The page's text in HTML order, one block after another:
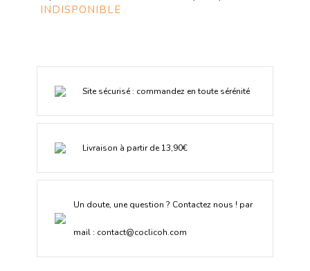
INDISPONIBLE
Site sécurisé : commandez en toute sérénité
Livraison à partir de 13,90€
Un doute, une question ? Contactez nous ! par
mail : contact@coclicoh.com